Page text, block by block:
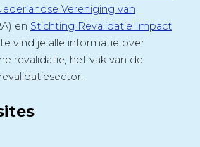
Vereniging van
en Stichting Revalidatie Impact
vind je alle informatie over
revalidatie, het vak van de